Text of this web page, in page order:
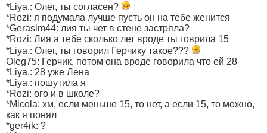
*Liya.: Олег, ты согласен?
*Rozi: я подумала лучше пусть он на тебе женится
*Gerasim44: лия ты чет в стене застряла?
*Rozi: Лия а тебе сколько лет вроде ты говрила 15
*Liya.: Олег, ты говорил Герчику такое???
Oleg75: Герчик, потом она вроде говорила что ей 28
*Liya.: 28 уже Лена
*Liya.: пошутила я
*Rozi: ого и в школе?
*Micola: хм, если меньше 15, то нет, а если 15, то можно,
как я понял
*ger4ik: ?